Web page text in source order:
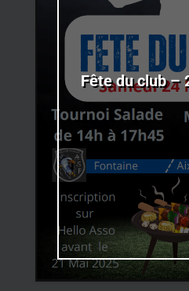
Fête du club –